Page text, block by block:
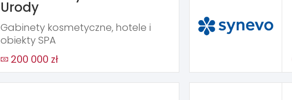
Urody
Gabinety kosmetyczne, hotele i
obiekty SPA
200 000 zł